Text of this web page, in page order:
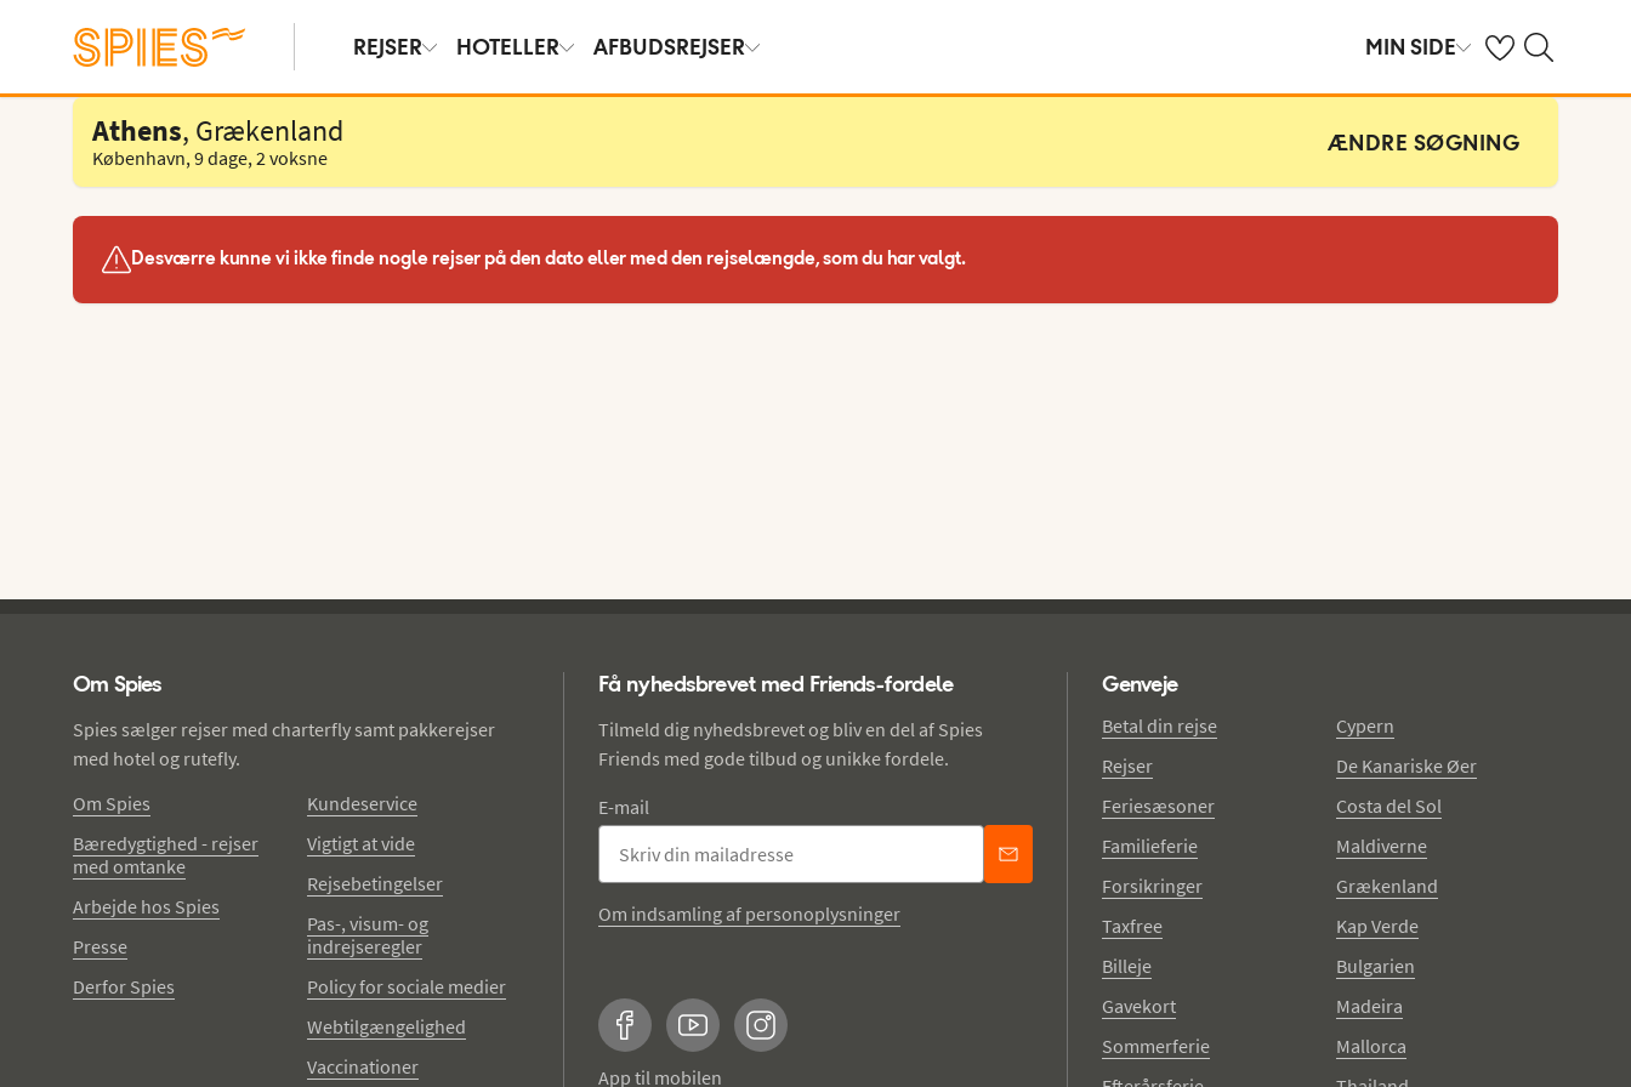
REJSER HOTELLER AFBUDSREJSER MIN SIDE Se dine gemte
Søg på spies.dk
Athens, Grækenland
København,9 dage,2 voksne
ÆNDRE SØGNING
Desværre kunne vi ikke finde nogle rejser på den dato eller med den rejselængde, som du har valgt.
Om Spies
Spies sælger rejser med charterfly samt pakkerejser
med hotel og rutefly.
Om Spies
Bæredygtighed - rejser
med omtanke
Arbejde hos Spies
Presse
Derfor Spies
Kundeservice
Vigtigt at vide
Rejsebetingelser
Pas-, visum- og
indrejseregler
Policy for sociale medier
Webtilgængelighed
Vaccinationer
Få nyhedsbrevet med Friends-fordele
Tilmeld dig nyhedsbrevet og bliv en del af Spies
Friends med gode tilbud og unikke fordele.
E-mail
Om indsamling af personoplysninger
FacebookYouTubeInstagram
App til mobilen
Genveje
Betal din rejse
Rejser
Feriesæsoner
Familieferie
Forsikringer
Taxfree
Billeje
Gavekort
Sommerferie
Cypern
De Kanariske Øer
Costa del Sol
Maldiverne
Grækenland
Kap Verde
Bulgarien
Madeira
Mallorca